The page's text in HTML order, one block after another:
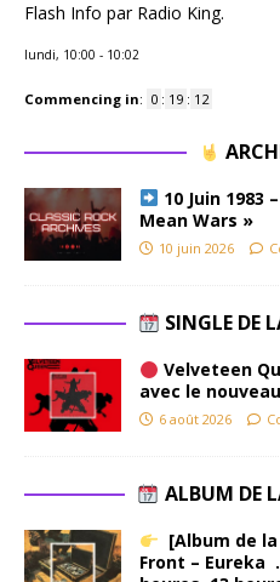
Flash Info par Radio King.
lundi, 10:00 - 10:02
Commencing in: 0 : 19 : 11
10 Juin 1983
Mean Wars »
10 juin 2026
SINGLE DE
Velveteen
avec le
6 août 2026
ALBUM DE
[Album de
Front – Eureka